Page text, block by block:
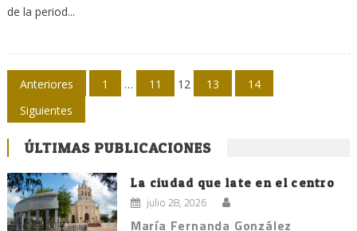
de la period...
Navegación
de
entradas
Anteriores 1 … 11 12 13
14
Siguientes
ÚLTIMAS PUBLICACIONES
La ciudad que late en el centro
julio 28, 2026
María Fernanda González